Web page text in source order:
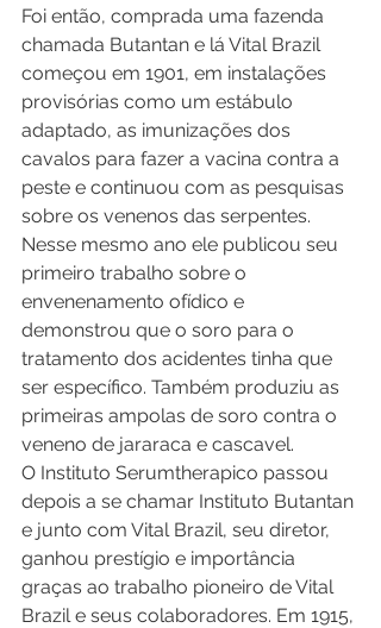
Foi então, comprada uma fazenda
chamada Butantan e lá Vital Brazil
começou em 1901, em instalações
provisórias como um estábulo
adaptado, as imunizações dos
cavalos para fazer a vacina contra a
peste e continuou com as pesquisas
sobre os venenos das serpentes.
Nesse mesmo ano ele publicou seu
primeiro trabalho sobre o
envenenamento ofídico e
demonstrou que o soro para o
tratamento dos acidentes tinha que
ser específico. Também produziu as
primeiras ampolas de soro contra o
veneno de jararaca e cascavel.
O Instituto Serumtherapico passou
depois a se chamar Instituto Butantan
e junto com Vital Brazil, seu diretor,
ganhou prestígio e importância
graças ao trabalho pioneiro de Vital
Brazil e seus colaboradores. Em 1915,